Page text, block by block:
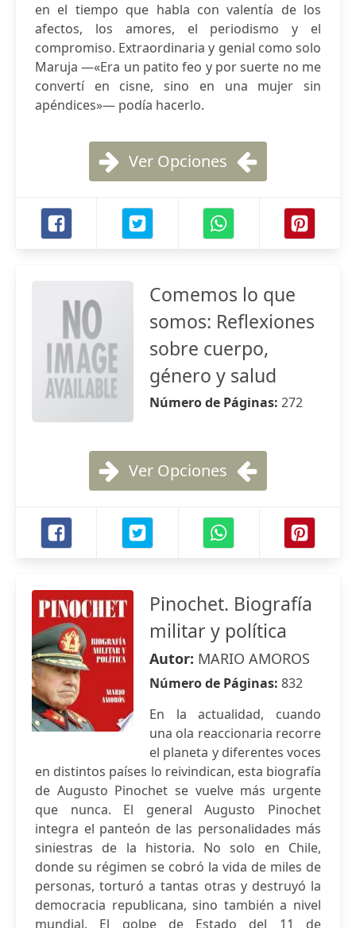
en el tiempo que habla con valentía de los
afectos, los amores, el periodismo y el
compromiso. Extraordinaria y genial como solo
Maruja —«Era un patito feo y por suerte no me
convertí en cisne, sino en una mujer sin
apéndices»— podía hacerlo.
Ver Opciones
Comemos lo que
somos: Reflexiones
sobre cuerpo,
género y salud
Número de Páginas: 272
Ver Opciones
Pinochet. Biografía
militar y política
Autor: MARIO AMOROS
Número de Páginas: 832
En la actualidad, cuando
una ola reaccionaria recorre
el planeta y diferentes voces
en distintos países lo reivindican, esta biografía
de Augusto Pinochet se vuelve más urgente
que nunca. El general Augusto Pinochet
integra el panteón de las personalidades más
siniestras de la historia. No solo en Chile,
donde su régimen se cobró la vida de miles de
personas, torturó a tantas otras y destruyó la
democracia republicana, sino también a nivel
mundial. El golpe de Estado del 11 de